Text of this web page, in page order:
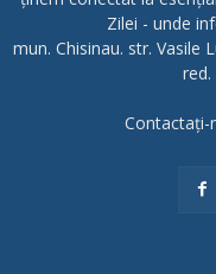
Zilei - unde
mun. Chisinau. str. Vasile
red.
Contactați-